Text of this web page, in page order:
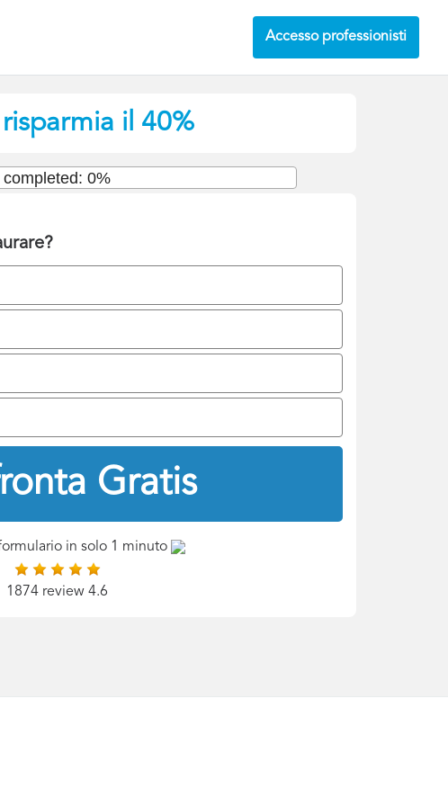
Accesso professionisti
il 40%
Gratis
completed: 0%
in solo 1 minuto
1874 review 4.6